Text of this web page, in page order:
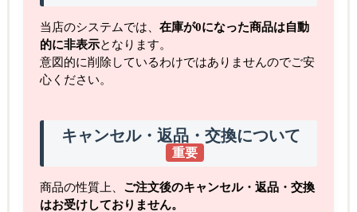
当店のシステムでは、 在庫が0になった商品は自動
的に非表示となります。
意図的に削除しているわけではありませんのでご安
心ください。
キャンセル・返品・交換について
重要
商品の性質上、 ご注文後のキャンセル・返品・交換
はお受けしておりません。